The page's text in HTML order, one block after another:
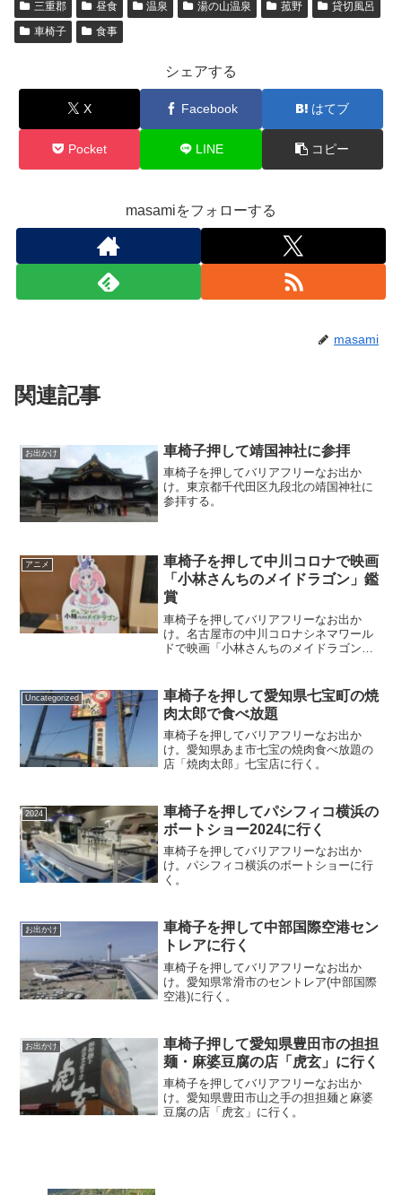
三重郡 昼食 温泉 湯の山温泉 菰野
貸切風呂
車椅子
食事
シェアする
X Facebook はてブ
Pocket LINE コピー
masamiをフォローする
masami
関連記事
お出かけ 車椅子押して靖国神社に参拝
車椅子を押してバリアフリーなお出か
け。東京都千代田区九段北の靖国神社に
参拝する。
アニメ
車椅子を押して中川コロナで映画
「小林さんちのメイドラゴン」鑑
賞
車椅子を押してバリアフリーなお出か
け。名古屋市の中川コロナシネマワール
ドで映画「小林さんちのメイドラゴン
Uncategorized
車椅子を押して愛知県七宝町の焼
肉太郎で食べ放題
車椅子を押してバリアフリーなお出か
け。愛知県あま市七宝の焼肉食べ放題の
店「焼肉太郎」七宝店に行く。
2024
車椅子を押してパシフィコ横浜の
ボートショー2024に行く
車椅子を押してバリアフリーなお出か
け。パシフィコ横浜のボートショーに行
く。
お出かけ
車椅子を押して中部国際空港セン
トレアに行く
車椅子を押してバリアフリーなお出か
け。愛知県常滑市のセントレア(中部国際
空港)に行く。
お出かけ
車椅子押して愛知県豊田市の担担
麺・麻婆豆腐の店「虎玄」に行く
車椅子を押してバリアフリーなお出か
け。愛知県豊田市山之手の担担麺と麻婆
豆腐の店「虎玄」に行く。